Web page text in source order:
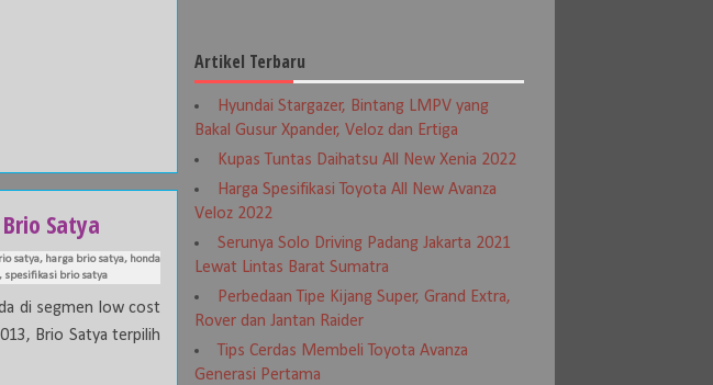
Satya
satya, harga brio satya, honda
, spesifikasi brio satya
di segmen low cost
Brio Satya terpilih
Artikel Terbaru
Hyundai Stargazer, Bintang LMPV yang
Bakal Gusur Xpander, Veloz dan Ertiga
Kupas Tuntas Daihatsu All New Xenia 2022
Harga Spesifikasi Toyota All New Avanza
Veloz 2022
Serunya Solo Driving Padang Jakarta 2021
Lewat Lintas Barat Sumatra
Perbedaan Tipe Kijang Super, Grand Extra,
Rover dan Jantan Raider
Tips Cerdas Membeli Toyota Avanza
Generasi Pertama